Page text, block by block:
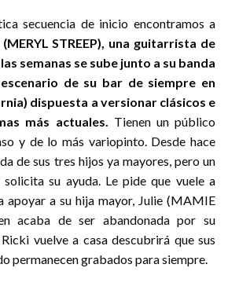
secuencia de inicio encontramos a
STREEP), una guitarrista de
semanas se sube junto a su banda
de su bar de siempre en
dispuesta a versionar clásicos e
más actuales. Tienen un público
y de lo más variopinto. Desde hace
de sus tres hijos ya mayores, pero un
su ayuda. Le pide que vuele a
apoyar a su hija mayor, Julie (MAMIE
acaba de ser abandonada por su
vuelve a casa descubrirá que sus
permanecen grabados para siempre.